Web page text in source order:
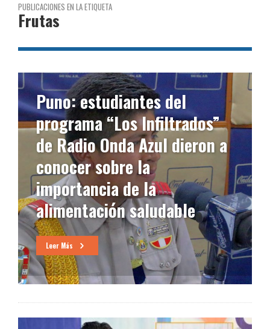
PUBLICACIONES EN LA ETIQUETA
Frutas
Puno: estudiantes del
programa “Los Infiltrados”
de Radio Onda Azul dieron a
conocer sobre la
importancia de la
alimentación saludable
Leer Más